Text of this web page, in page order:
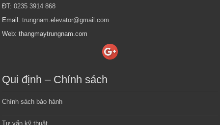
ĐT:0235 3914 868
Email:trungnam.elevator@gmail.com
Web: thangmaytrungnam.com
Qui định – Chính sách
Chính sách bảo hành
Tư vấn kỹ thuật